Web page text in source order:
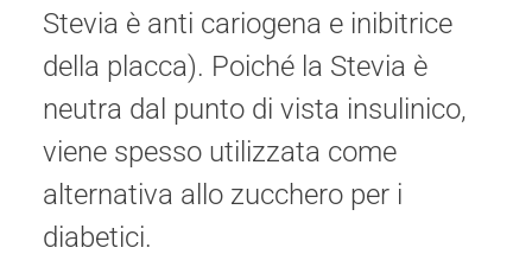
Stevia è anti cariogena e inibitrice
della placca). Poiché la Stevia è
neutra dal punto di vista insulinico,
viene spesso utilizzata come
alternativa allo zucchero per i
diabetici.